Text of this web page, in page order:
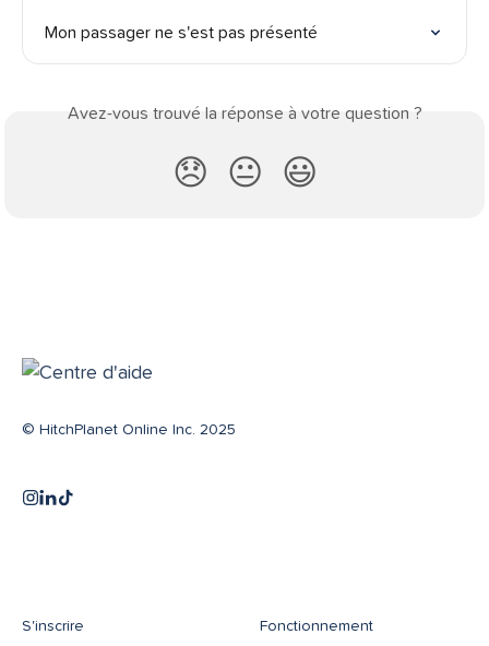
Mon passager ne s'est pas présenté
Avez-vous trouvé la réponse à votre question ?
😞 😐 😃
© HitchPlanet Online Inc. 2025
S'inscrire Fonctionnement